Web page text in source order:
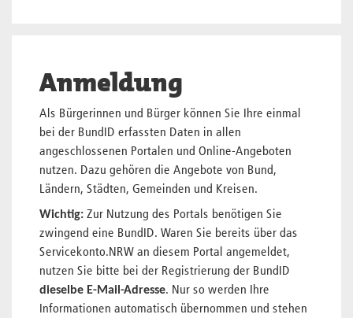
Anmeldung
Als Bürgerinnen und Bürger können Sie Ihre einmal
bei der BundID erfassten Daten in allen
angeschlossenen Portalen und Online-Angeboten
nutzen. Dazu gehören die Angebote von Bund,
Ländern, Städten, Gemeinden und Kreisen.
Wichtig: Zur Nutzung des Portals benötigen Sie
zwingend eine BundID. Waren Sie bereits über das
Servicekonto.NRW an diesem Portal angemeldet,
nutzen Sie bitte bei der Registrierung der BundID
dieselbe E-Mail-Adresse. Nur so werden Ihre
Informationen automatisch übernommen und stehen